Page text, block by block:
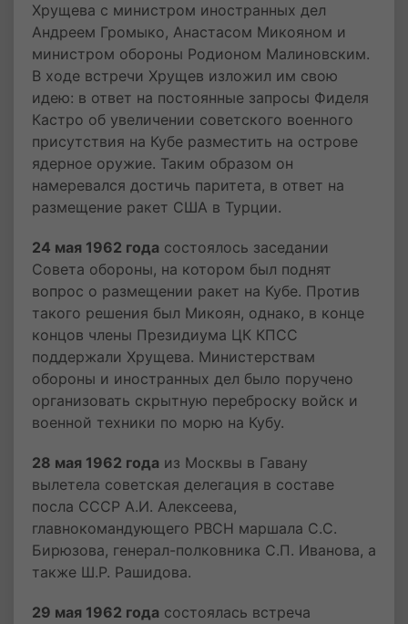
Хрущева с министром иностранных дел
Андреем Громыко, Анастасом Микояном и
министром обороны Родионом Малиновским.
В ходе встречи Хрущев изложил им свою
идею: в ответ на постоянные запросы Фиделя
Кастро об увеличении советского военного
присутствия на Кубе разместить на острове
ядерное оружие. Таким образом он
намеревался достичь паритета, в ответ на
размещение ракет США в Турции.
24 мая 1962 года состоялось заседании
Совета обороны, на котором был поднят
вопрос о размещении ракет на Кубе. Против
такого решения был Микоян, однако, в конце
концов члены Президиума ЦК КПСС
поддержали Хрущева. Министерствам
обороны и иностранных дел было поручено
организовать скрытную переброску войск и
военной техники по морю на Кубу.
28 мая 1962 года из Москвы в Гавану
вылетела советская делегация в составе
посла СССР А.И. Алексеева,
главнокомандующего РВСН маршала С.С.
Бирюзова, генерал-полковника С.П. Иванова, а
также Ш.Р. Рашидова.
29 мая 1962 года состоялась встреча